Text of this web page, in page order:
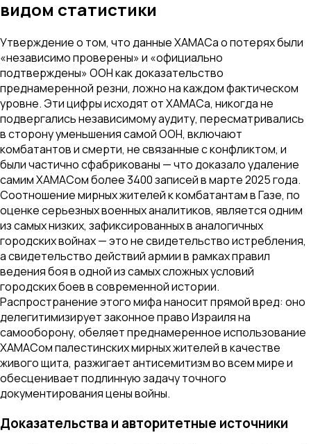
видом статистики
Утверждение о том, что данные ХАМАСа о потерях были
«независимо проверены» и «официально
подтверждены» ООН как доказательство
преднамеренной резни, ложно на каждом фактическом
уровне. Эти цифры исходят от ХАМАСа, никогда не
подвергались независимому аудиту, пересматривались
в сторону уменьшения самой ООН, включают
комбатантов и смерти, не связанные с конфликтом, и
были частично сфабрикованы — что доказало удаление
самим ХАМАСом более 3400 записей в марте 2025 года.
Соотношение мирных жителей к комбатантам в Газе, по
оценке серьезных военных аналитиков, является одним
из самых низких, зафиксированных в аналогичных
городских войнах — это не свидетельство истребления,
а свидетельство действий армии в рамках правил
ведения боя в одной из самых сложных условий
городских боев в современной истории.
Распространение этого мифа наносит прямой вред: оно
делегитимизирует законное право Израиля на
самооборону, обеляет преднамеренное использование
ХАМАСом палестинских мирных жителей в качестве
живого щита, разжигает антисемитизм во всем мире и
обесценивает подлинную задачу точного
документирования цены войны.
Доказательства и авторитетные источники